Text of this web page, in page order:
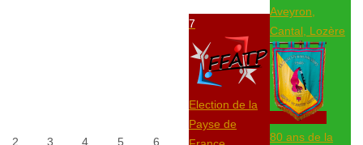
2 3 4 5 6
7
Election de la
Payse de
Aveyron,
Cantal, Lozère
80 ans de la